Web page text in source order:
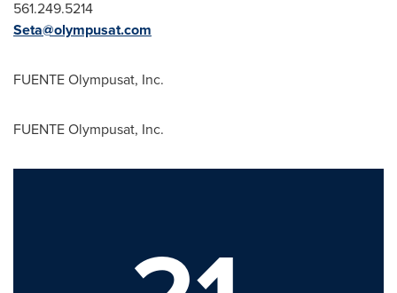
561.249.5214
Seta@olympusat.com
FUENTE Olympusat, Inc.
FUENTE Olympusat, Inc.